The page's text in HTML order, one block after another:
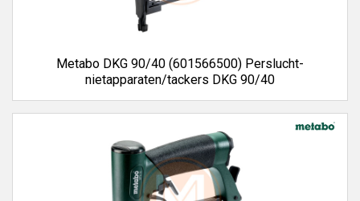
Metabo DKG 90/40 (601566500) Perslucht-
nietapparaten/tackers DKG 90/40